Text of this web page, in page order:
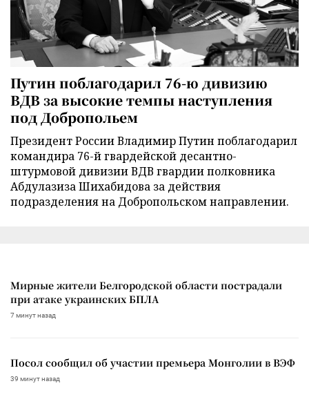
Путин поблагодарил 76-ю дивизию
ВДВ за высокие темпы наступления
под Добропольем
Президент России Владимир Путин поблагодарил
командира 76-й гвардейской десантно-
штурмовой дивизии ВДВ гвардии полковника
Абдулазиза Шихабидова за действия
подразделения на Добропольском направлении.
Мирные жители Белгородской области пострадали
при атаке украинских БПЛА
7 минут назад
Посол сообщил об участии премьера Монголии в ВЭФ
39 минут назад